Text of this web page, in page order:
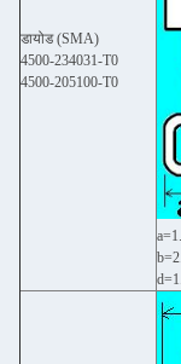
डायोड (SMA)
4500-234031-T0
4500-205100-T0